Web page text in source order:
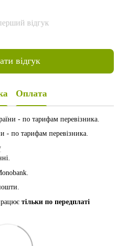
відгук
відгук
Оплата
- по тарифам перевізника.
по тарифам перевізника.
тільки по передплаті